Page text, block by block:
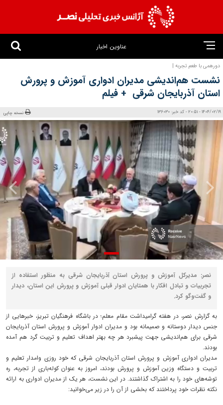
عناوین اخبار
دورهمی با طعم تجربه |
نشست هم‌اندیشی مدیران ادواری آموزش و پرورش
استان آذربایجان شرقی + فیلم
1404/02/19 - 20:51 - کد خبر: 136030 نسخه چاپی
نصر: مدیرکل آموزش و پرورش استان آذربایجان شرقی به منظور استفاده از
تجربیات و تبادل افکار با همتایان ادوار قبلی آموزش و پرورش این استان، دیدار
و گفت‌وگو کرد.
به گزارش نصر، در هفته گرامیداشت مقام معلم؛ در باشگاه فرهنگیان تبریز، خبرهایی از
جنس دیدار دوستانه و صمیمانه بود و مدیران ادوار آموزش و پرورش استان آذربایجان
شرقی برای هم‌اندیشی جهت پیشبرد هر چه بهتر اهداف تعلیم و تربیت گرد هم آمده
بودند.
مدیران ادواری آموزش و پرورش استان آذربایجان شرقی که خود روزی وامدار تعلیم و
تربیت و دستگاه وزین آموزش و پرورش بودند، امروز به عنوان کوله‌باری از تجربه، ره
توشه‌های خود را به اشتراک گذاشتند. در این نشست، هر یک از مدیران ادواری به ارائه
نکته نظرات خود پرداختند که بخشی از آن را در زیر می‌خوانید: